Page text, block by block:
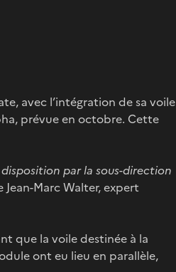
avec l’intégration de sa voile
prévue en octobre. Cette
par la sous-direction
Jean-Marc Walter, expert
que la voile destinée à la
ont eu lieu en parallèle,